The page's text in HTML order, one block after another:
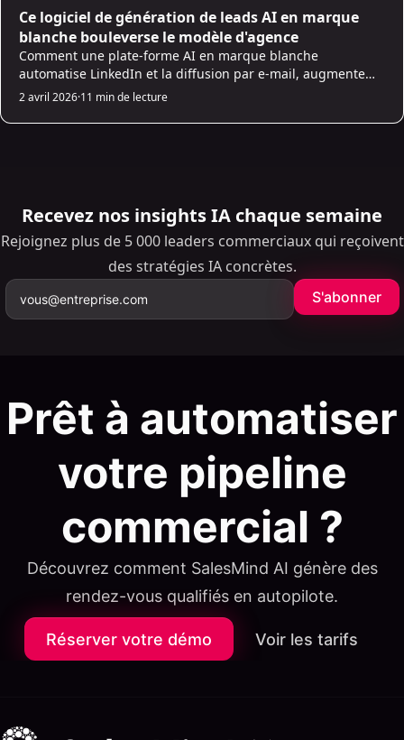
AI Sales Infrastructure
Ce logiciel de génération de leads AI en marque
blanche bouleverse le modèle d'agence
Comment une plate-forme AI en marque blanche
automatise LinkedIn et la diffusion par e-mail, augmente
les taux de réponse et de conversion, et permet aux
2 avril 2026·11 min de lecture
Recevez nos insights IA chaque semaine
Rejoignez plus de 5 000 leaders commerciaux qui reçoivent
des stratégies IA concrètes.
S'abonner
Prêt à automatiser
votre pipeline
commercial ?
Découvrez comment SalesMind AI génère des
rendez-vous qualifiés en autopilote.
Réserver votre démo Voir les tarifs